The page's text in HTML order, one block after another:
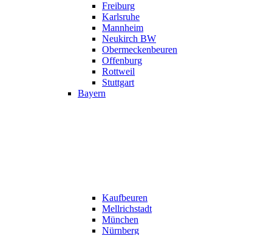
Freiburg
Karlsruhe
Mannheim
Neukirch BW
Obermeckenbeuren
Offenburg
Rottweil
Stuttgart
Bayern
Kaufbeuren
Mellrichstadt
München
Nürnberg